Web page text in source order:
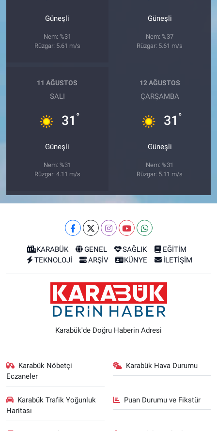
Güneşli
Nem: %31
Rüzgar: 5.61 m/s
Güneşli
Nem: %37
Rüzgar: 5.61 m/s
11 AĞUSTOS
SALI
31 °
Güneşli
Nem: %31
Rüzgar: 4.11 m/s
12 AĞUSTOS
ÇARŞAMBA
31 °
Güneşli
Nem: %31
Rüzgar: 5.11 m/s
KARABÜK GENEL SAĞLIK
EĞİTİM
TEKNOLOJİ
ARŞİV KÜNYE İLETİŞİM
Karabük'de Doğru Haberin Adresi
Karabük Nöbetçi
Eczaneler
Karabük Hava Durumu
Karabük Trafik Yoğunluk
Haritası
Puan Durumu ve Fikstür